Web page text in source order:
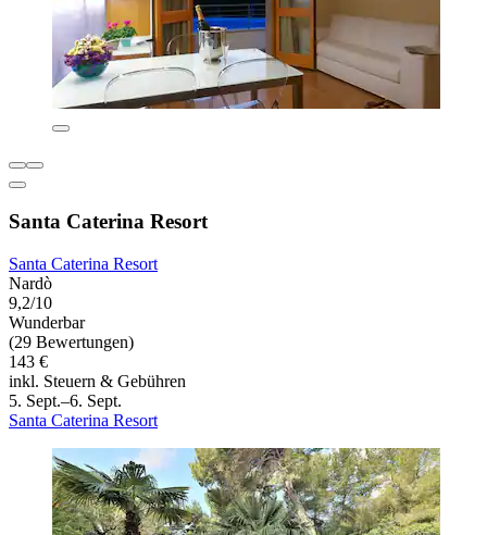
Santa Caterina Resort
Santa Caterina Resort
Nardò
9,2/10
Wunderbar
(29 Bewertungen)
143 €
inkl. Steuern & Gebühren
5. Sept.–6. Sept.
Santa Caterina Resort